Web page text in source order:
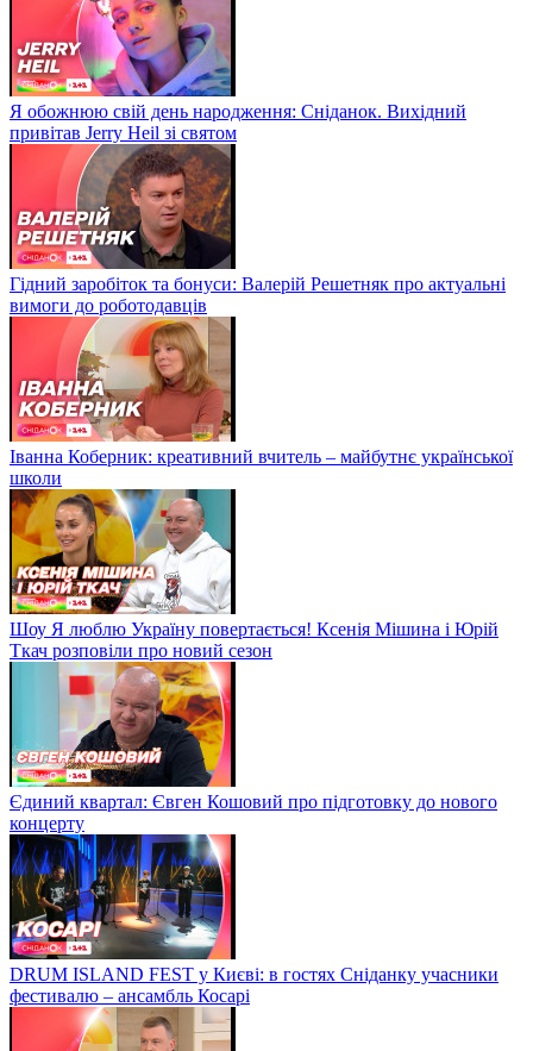
Я обожнюю свій день народження: Сніданок. Вихідний
привітав Jerry Heil зі святом
Гідний заробіток та бонуси: Валерій Решетняк про актуальні
вимоги до роботодавців
Іванна Коберник: креативний вчитель – майбутнє української
школи
Шоу Я люблю Україну повертається! Ксенія Мішина і Юрій
Ткач розповіли про новий сезон
Єдиний квартал: Євген Кошовий про підготовку до нового
концерту
DRUM ISLAND FEST у Києві: в гостях Сніданку учасники
фестивалю – ансамбль Косарі